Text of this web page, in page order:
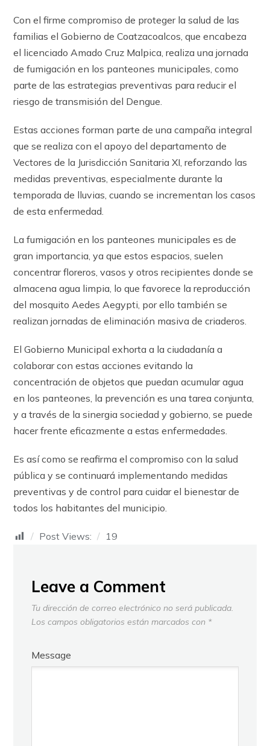
Con el firme compromiso de proteger la salud de las
familias el Gobierno de Coatzacoalcos, que encabeza
el licenciado Amado Cruz Malpica, realiza una jornada
de fumigación en los panteones municipales, como
parte de las estrategias preventivas para reducir el
riesgo de transmisión del Dengue.
Estas acciones forman parte de una campaña integral
que se realiza con el apoyo del departamento de
Vectores de la Jurisdicción Sanitaria XI, reforzando las
medidas preventivas, especialmente durante la
temporada de lluvias, cuando se incrementan los casos
de esta enfermedad.
La fumigación en los panteones municipales es de
gran importancia, ya que estos espacios, suelen
concentrar floreros, vasos y otros recipientes donde se
almacena agua limpia, lo que favorece la reproducción
del mosquito Aedes Aegypti, por ello también se
realizan jornadas de eliminación masiva de criaderos.
El Gobierno Municipal exhorta a la ciudadanía a
colaborar con estas acciones evitando la
concentración de objetos que puedan acumular agua
en los panteones, la prevención es una tarea conjunta,
y a través de la sinergia sociedad y gobierno, se puede
hacer frente eficazmente a estas enfermedades.
Es así como se reafirma el compromiso con la salud
pública y se continuará implementando medidas
preventivas y de control para cuidar el bienestar de
todos los habitantes del municipio.
Post Views: 19
Leave a Comment
Tu dirección de correo electrónico no será publicada.
Los campos obligatorios están marcados con *
Message